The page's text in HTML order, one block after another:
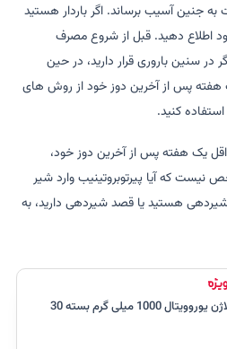
به جنین آسیب برساند. اگر باردار هستید
اطلاع دهید. قبل از شروع مصرف
در سنین باروری قرار دارید، در حین
هفته پس از آخرین دوز خود از روش های
کنید.
یک هفته پس از آخرین دوز خود،
نیست که آیا پیرتوبروتینیب وارد شیر
هستید یا قصد شیردهی دارید، به
قرص کلاژن یوروویتال 1000 میلی گرم بسته 30